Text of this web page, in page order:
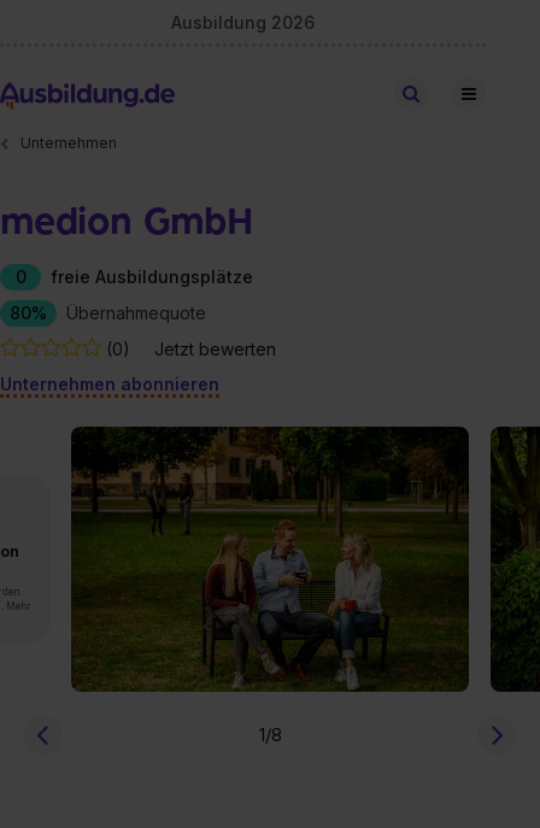
Ausbildung 2026
Stellen finden
Unternehmen
medion GmbH
0
freie Ausbildungsplätze
80%
Übernahmequote
(0)
Jetzt bewerten
Unternehmen abonnieren
Mehr
1/8